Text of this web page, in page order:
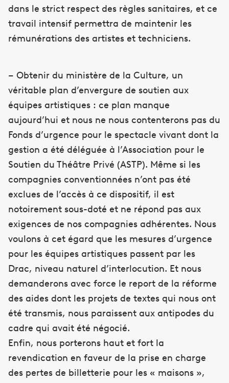
dans le strict respect des règles sanitaires, et ce
travail intensif permettra de maintenir les
rémunérations des artistes et techniciens.
– Obtenir du ministère de la Culture, un
véritable plan d’envergure de soutien aux
équipes artistiques : ce plan manque
aujourd’hui et nous ne nous contenterons pas du
Fonds d’urgence pour le spectacle vivant dont la
gestion a été déléguée à l’Association pour le
Soutien du Théâtre Privé (ASTP). Même si les
compagnies conventionnées n’ont pas été
exclues de l’accès à ce dispositif, il est
notoirement sous-doté et ne répond pas aux
exigences de nos compagnies adhérentes. Nous
voulons à cet égard que les mesures d’urgence
pour les équipes artistiques passent par les
Drac, niveau naturel d’interlocution. Et nous
demanderons avec force le report de la réforme
des aides dont les projets de textes qui nous ont
été transmis, nous paraissent aux antipodes du
cadre qui avait été négocié.
Enfin, nous porterons haut et fort la
revendication en faveur de la prise en charge
des pertes de billetterie pour les « maisons »,